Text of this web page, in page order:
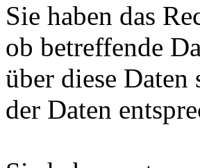
Sie haben das
ob betreffende
über diese
der Daten